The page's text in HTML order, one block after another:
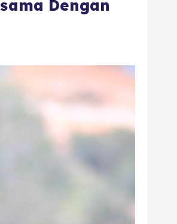
Dengan